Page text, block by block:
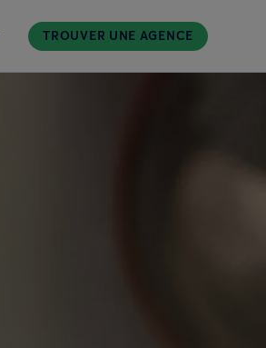
TROUVER UNE AGENCE